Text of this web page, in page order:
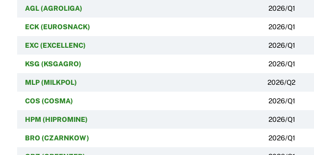
AGL (AGROLIGA) 2026/Q1
ECK (EUROSNACK) 2026/Q1
EXC (EXCELLENC) 2026/Q1
KSG (KSGAGRO) 2026/Q1
MLP (MILKPOL) 2026/Q2
COS (COSMA) 2026/Q1
HPM (HIPROMINE) 2026/Q1
BRO (CZARNKOW) 2026/Q1